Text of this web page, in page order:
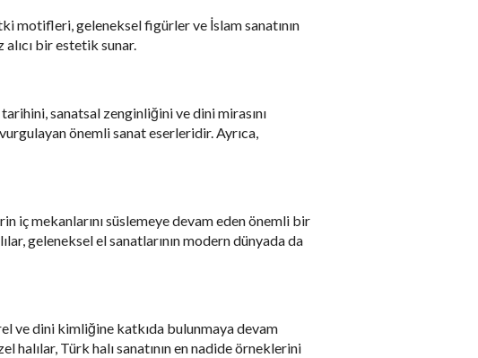
motifleri, geleneksel figürler ve İslam sanatının
bir estetik sunar.
sanatsal zenginliğini ve dini mirasını
önemli sanat eserleridir. Ayrıca,
iç mekanlarını süslemeye devam eden önemli bir
geleneksel el sanatlarının modern dünyada da
ve dini kimliğine katkıda bulunmaya devam
Türk halı sanatının en nadide örneklerini